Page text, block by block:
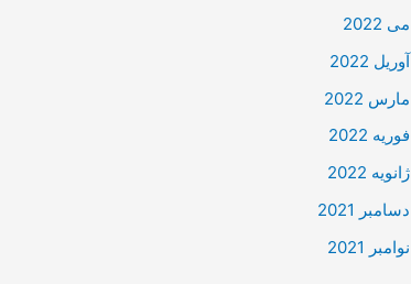
می 2022
آوریل 2022
مارس 2022
فوریه 2022
ژانویه 2022
دسامبر 2021
نوامبر 2021